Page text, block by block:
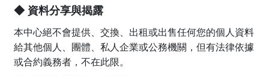
◆ 資料分享與揭露
本中心絕不會提供、交換、出租或出售任何您的個人資料
給其他個人、團體、私人企業或公務機關，但有法律依據
或合約義務者，不在此限。